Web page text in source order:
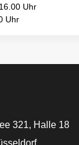
Uhr
Uhr
321, Halle 18